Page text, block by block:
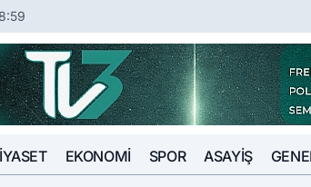
EKONOMI SPOR ASAYIŞ